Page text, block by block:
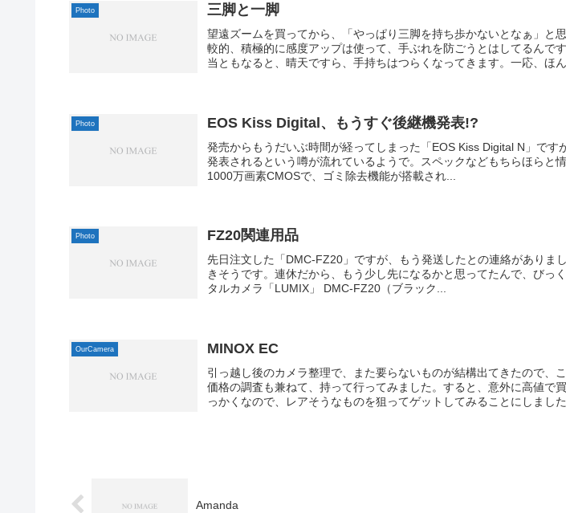
Photo 三脚と一脚
望遠ズームを買ってから、「やっぱり三脚を持ち歩かないとなぁ」と
較的、積極的に感度アップは使って、手ぶれを防ごうとはしてるんで
当ともなると、晴天ですら、手持ちはつらくなってきます。一応、ほん
Photo EOS Kiss Digital、もうすぐ後継機発表!?
発売からもうだいぶ時間が経ってしまった「EOS Kiss Digital N」です
発表されるという噂が流れているようで。スペックなどもちらほらと
1000万画素CMOSで、ゴミ除去機能が搭載され...
Photo FZ20関連用品
先日注文した「DMC-FZ20」ですが、もう発送したとの連絡がありま
きそうです。連休だから、もう少し先になるかと思ってたんで、びっ
タルカメラ「LUMIX」 DMC-FZ20（ブラック...
OurCamera MINOX EC
引っ越し後のカメラ整理で、また要らないものが結構出てきたので、
価格の調査も兼ねて、持って行ってみました。すると、意外に高値で
っかくなので、レアそうなものを狙ってゲットしてみることにしました
Amanda